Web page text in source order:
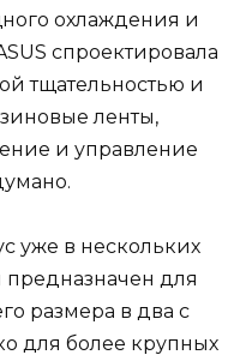
охлаждения и
спроектировала
тщательностью и
ленты,
и управление
уже в нескольких
для
размера в два с
для более крупных